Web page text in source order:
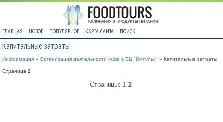
ГЛАВНАЯ НОВОЕ ПОПУЛЯРНОЕ КАРТА САЙТА ПОИСК
Капитальные затраты
Информация » Организация деятельности кафе в БЦ "Импульс" » Капитальные затраты
Страница 2
Страницы: 1 2